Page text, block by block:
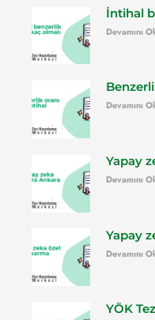
İntihal
Devamını
Devamını
Yapay
Devamını
Yapay
Devamını
YÖK